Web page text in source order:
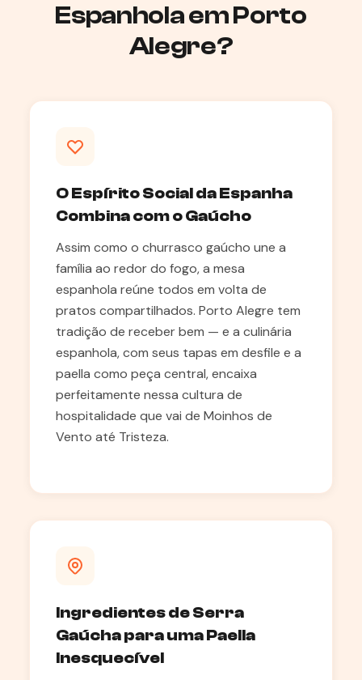
Espanhola em Porto
Alegre?
O Espírito Social da Espanha
Combina com o Gaúcho
Assim como o churrasco gaúcho une a
família ao redor do fogo, a mesa
espanhola reúne todos em volta de
pratos compartilhados. Porto Alegre tem
tradição de receber bem — e a culinária
espanhola, com seus tapas em desfile e a
paella como peça central, encaixa
perfeitamente nessa cultura de
hospitalidade que vai de Moinhos de
Vento até Tristeza.
Ingredientes de Serra
Gaúcha para uma Paella
Inesquecível